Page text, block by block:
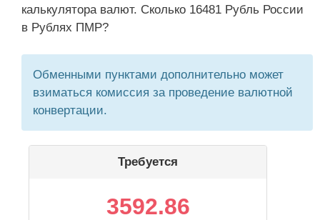
калькулятора валют. Сколько 16481 Рубль России
в Рублях ПМР?
Обменными пунктами дополнительно может
взиматься комиссия за проведение валютной
конвертации.
Требуется
3592.86